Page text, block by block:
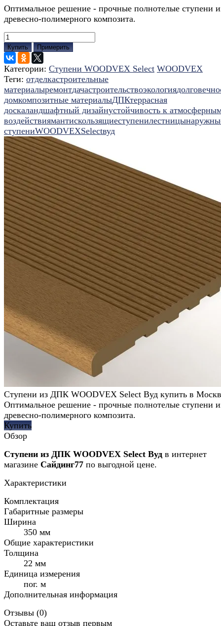
Оптимальное решение - прочные полнотелые ступени
древесно-полимерного композита.
Купить Примерить
Категории: Ступени WOODVEX Select WOODVEX
Теги: отделкастроительные
материалыремонтдачастроительствоэкология
домкомпозитные материалыДПКтеррасная
доскаландшафтный дизайнустойчивость к
воздействиямантискользящиеступенилестницы
ступениWOODVEXSelectвуд
Ступени из ДПК WOODVEX Select Вуд купить в
Оптимальное решение - прочные полнотелые ступени
древесно-полимерного композита.
Купить
Обзор
Ступени из ДПК WOODVEX Select Вуд в интернет
магазине Сайдинг77 по выгодной цене.
Характеристики
Комплектация
Габаритные размеры
Ширина
350 мм
Общие характеристики
Толщина
22 мм
Единица измерения
пог. м
Дополнительная информация
Отзывы (0)
Оставьте ваш отзыв первым